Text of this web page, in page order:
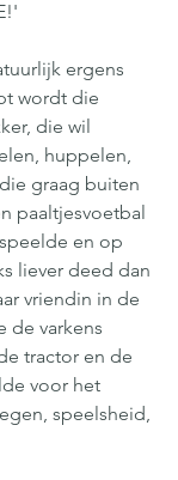
ergens
wordt die
die wil
huppelen,
graag buiten
paaltjesvoetbal
en op
liever deed dan
vriendin in de
de varkens
tractor en de
voor het
speelsheid,